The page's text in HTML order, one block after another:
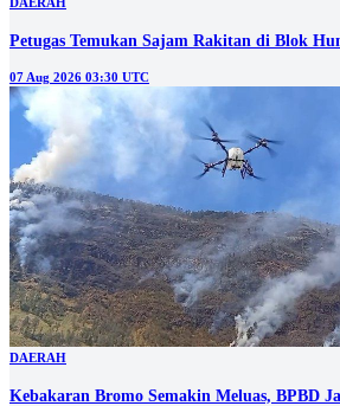
DAERAH
Petugas Temukan Sajam Rakitan di Blok
07 Aug 2026 03:30 UTC
DAERAH
Kebakaran Bromo Semakin Meluas, BPBD